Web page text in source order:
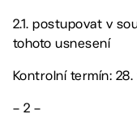
2.1. postupovat v
tohoto usnesení
Kontrolní termín: 28.
– 2 –